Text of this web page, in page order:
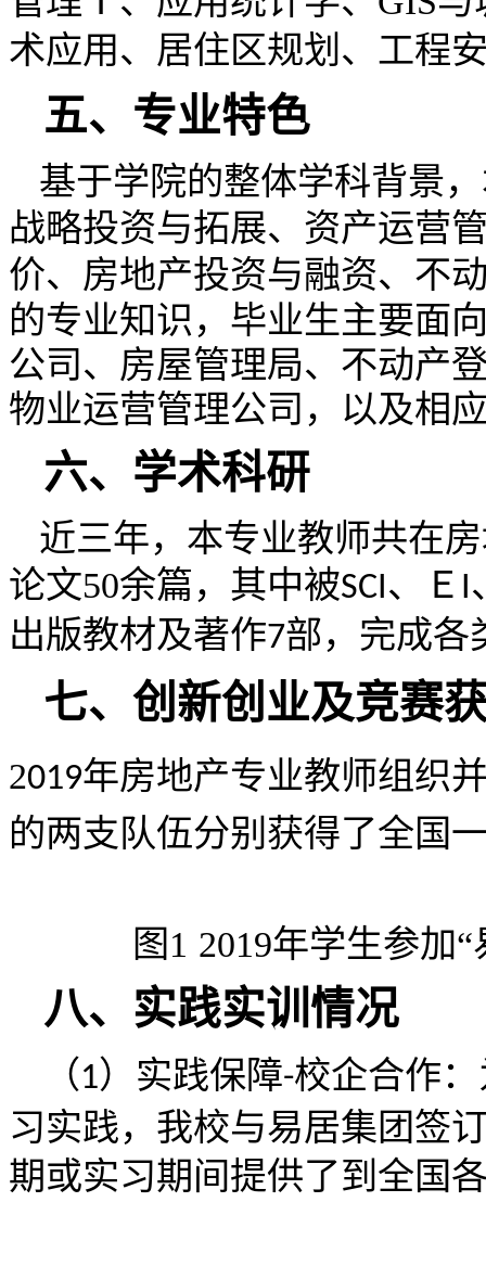
术应用、居住区规划、 工程
五、专业特色
基于学院的整体学科背景
战略投资与拓展、资产运营
价、房地产投资与融资、不
的专业知识，毕业生主要面
公司、房屋管理局、不动产
物业运营管理公司，以及相
六、学术科研
近三年， 本专业教师共在
论文50余篇，其中被SCI、Ｅ I
出版教材及著作7部，完成各
七、创新创业及竞赛
2019年房地产专业教师组织
的两支队伍分别 获得了全国
图 1 2019年学生参加“
八、实践实训情况
（ 1）实践保障-校企合作：
习实践，我校与易居集团签
期或实习期间提供了到全国